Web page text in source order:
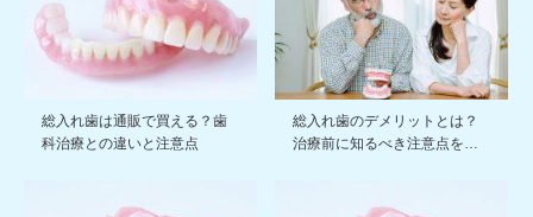
総入れ歯は通販で買える？歯
科治療との違いと注意点
総入れ歯のデメリットとは？
治療前に知るべき注意点を…